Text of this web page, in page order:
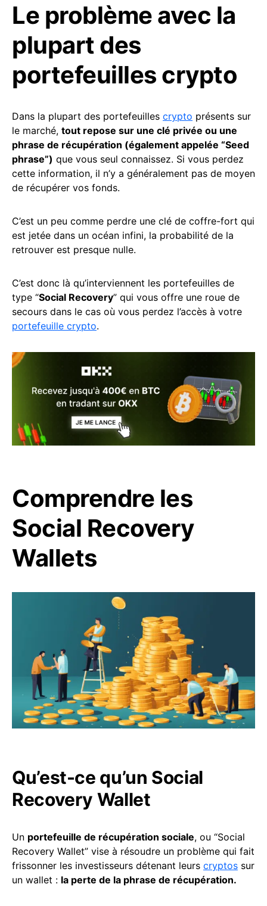
Le problème avec la
plupart des
portefeuilles crypto
Dans la plupart des portefeuilles crypto présents sur
le marché, tout repose sur une clé privée ou une
phrase de récupération (également appelée “Seed
phrase”) que vous seul connaissez. Si vous perdez
cette information, il n’y a généralement pas de moyen
de récupérer vos fonds.
C’est un peu comme perdre une clé de coffre-fort qui
est jetée dans un océan infini, la probabilité de la
retrouver est presque nulle.
C’est donc là qu’interviennent les portefeuilles de
type “Social Recovery” qui vous offre une roue de
secours dans le cas où vous perdez l’accès à votre
portefeuille crypto.
Comprendre les
Social Recovery
Wallets
Qu’est-ce qu’un Social
Recovery Wallet
Un portefeuille de récupération sociale, ou “Social
Recovery Wallet” vise à résoudre un problème qui fait
frissonner les investisseurs détenant leurs cryptos sur
un wallet : la perte de la phrase de récupération.